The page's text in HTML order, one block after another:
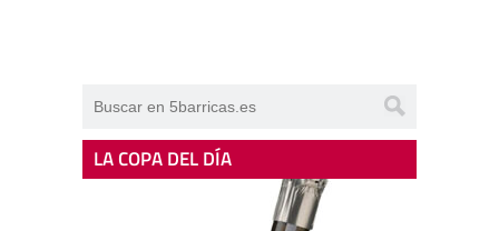
LA COPA DEL DÍA